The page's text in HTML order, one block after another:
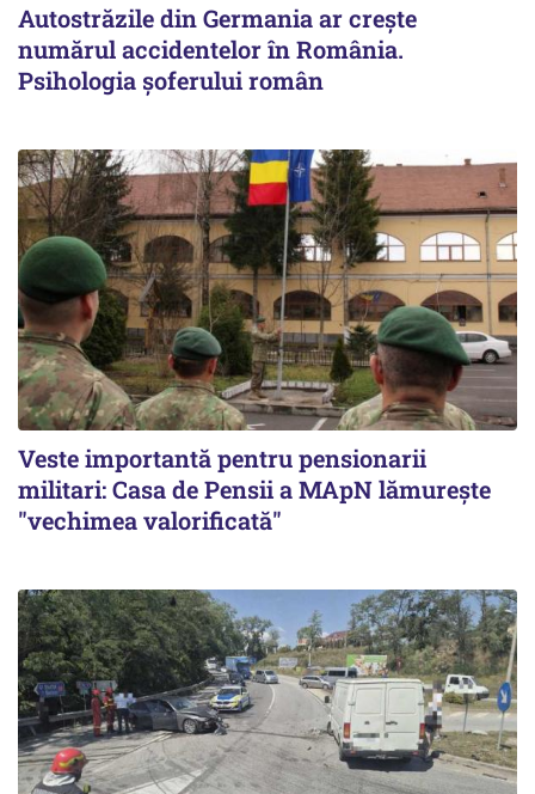
Autostrăzile din Germania ar crește
numărul accidentelor în România.
Psihologia șoferului român
Veste importantă pentru pensionarii
militari: Casa de Pensii a MApN lămurește
"vechimea valorificată"